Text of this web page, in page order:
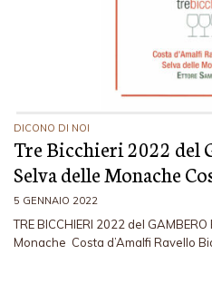
DICONO DI NOI
Tre Bicchieri 2022 del
Selva delle Monache
5 GENNAIO 2022
TRE BICCHIERI 2022 del
Monache Costa d’Amalfi Ravello